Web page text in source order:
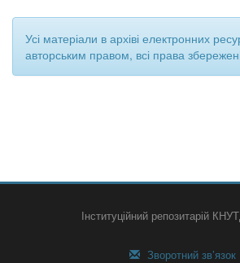
Усі матеріали в архіві електронних
авторським правом, всі права
Інституційний репозитарій
Зворотний зв’язок